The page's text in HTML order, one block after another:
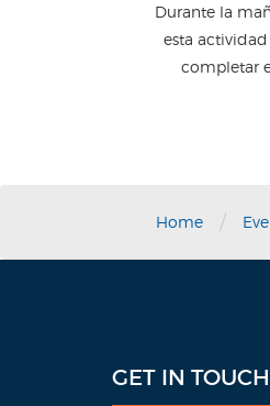
Durante la
esta
completar
Home /
GET IN TOUCH